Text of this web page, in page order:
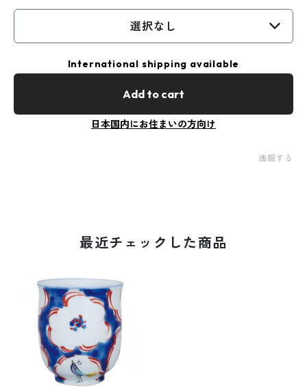
選択なし
International shipping available
Add to cart
日本国内にお住まいの方向け
通報する
最近チェックした商品